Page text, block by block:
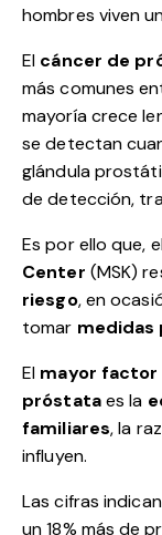
hombres viven
El cáncer de
más comunes
mayoría crece
se detectan
glándula
de detección,
Es por ello que,
Center (MSK)
riesgo, en
tomar medidas
El mayor factor
próstataes la
familiares, la
influyen.
Las cifras
un 18% más de